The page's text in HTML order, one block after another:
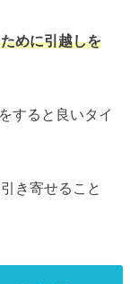
めに引越しを
すると良いタイ
き寄せること